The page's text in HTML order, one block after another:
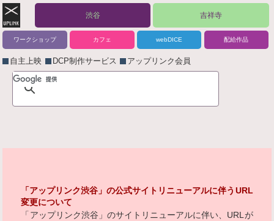
渋谷 吉祥寺
ワークショップ カフェ webDICE 配給作品
自主上映 DCP制作サービス アップリンク会員
「アップリンク渋谷」の公式サイトリニューアルに伴うURL
変更について
「アップリンク渋谷」のサイトリニューアルに伴い、URLが